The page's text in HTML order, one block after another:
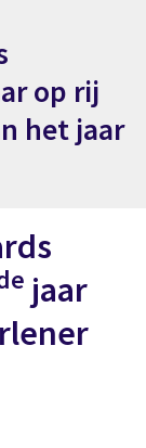
op rij
het jaar
jaar